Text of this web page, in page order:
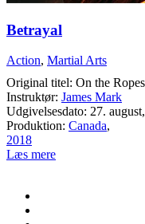
Betrayal
Action, Martial Arts
Original titel: On the Ropes
Instruktør: James Mark
Udgivelsesdato: 27.
Produktion: Canada,
2018
Læs mere